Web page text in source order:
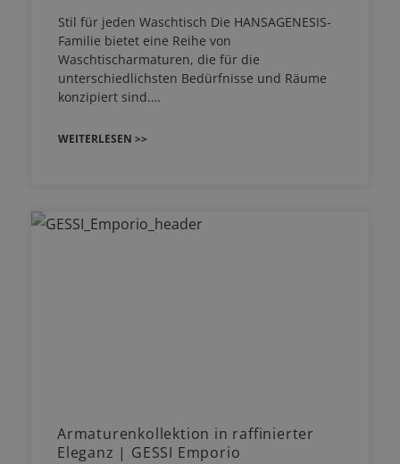
Stil für jeden Waschtisch Die HANSAGENESIS-
Familie bietet eine Reihe von
Waschtischarmaturen, die für die
unterschiedlichsten Bedürfnisse und Räume
konzipiert sind.…
WEITERLESEN >>
Armaturenkollektion in raffinierter
Eleganz | GESSI Emporio